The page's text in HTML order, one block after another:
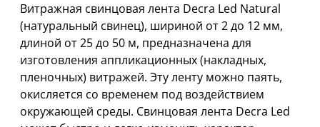
Витражная свинцовая лента Decra Led Natural
(натуральный свинец), шириной от 2 до 12 мм,
длиной от 25 до 50 м, предназначена для
изготовления аппликационных (накладных,
пленочных) витражей. Эту ленту можно паять,
окисляется со временем под воздействием
окружающей среды. Свинцовая лента Decra Led